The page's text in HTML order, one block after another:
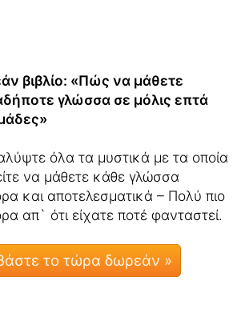
βιβλίο: «Πώς να μάθετε
γλώσσα σε μόλις επτά
όλα τα μυστικά με τα οποία
να μάθετε κάθε γλώσσα
και αποτελεσματικά – Πολύ πιο
απ` ότι είχατε ποτέ φανταστεί.
το τώρα δωρεάν »